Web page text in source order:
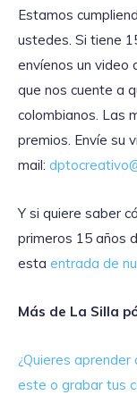
Estamos
ustedes. Si tiene
envíenos un video
que nos cuente a
colombianos. Las
premios. Envíe su
mail:
Y si quiere saber
primeros 15 años
esta entrada de
Más de La Silla
¿Quieres
este o grabar tus